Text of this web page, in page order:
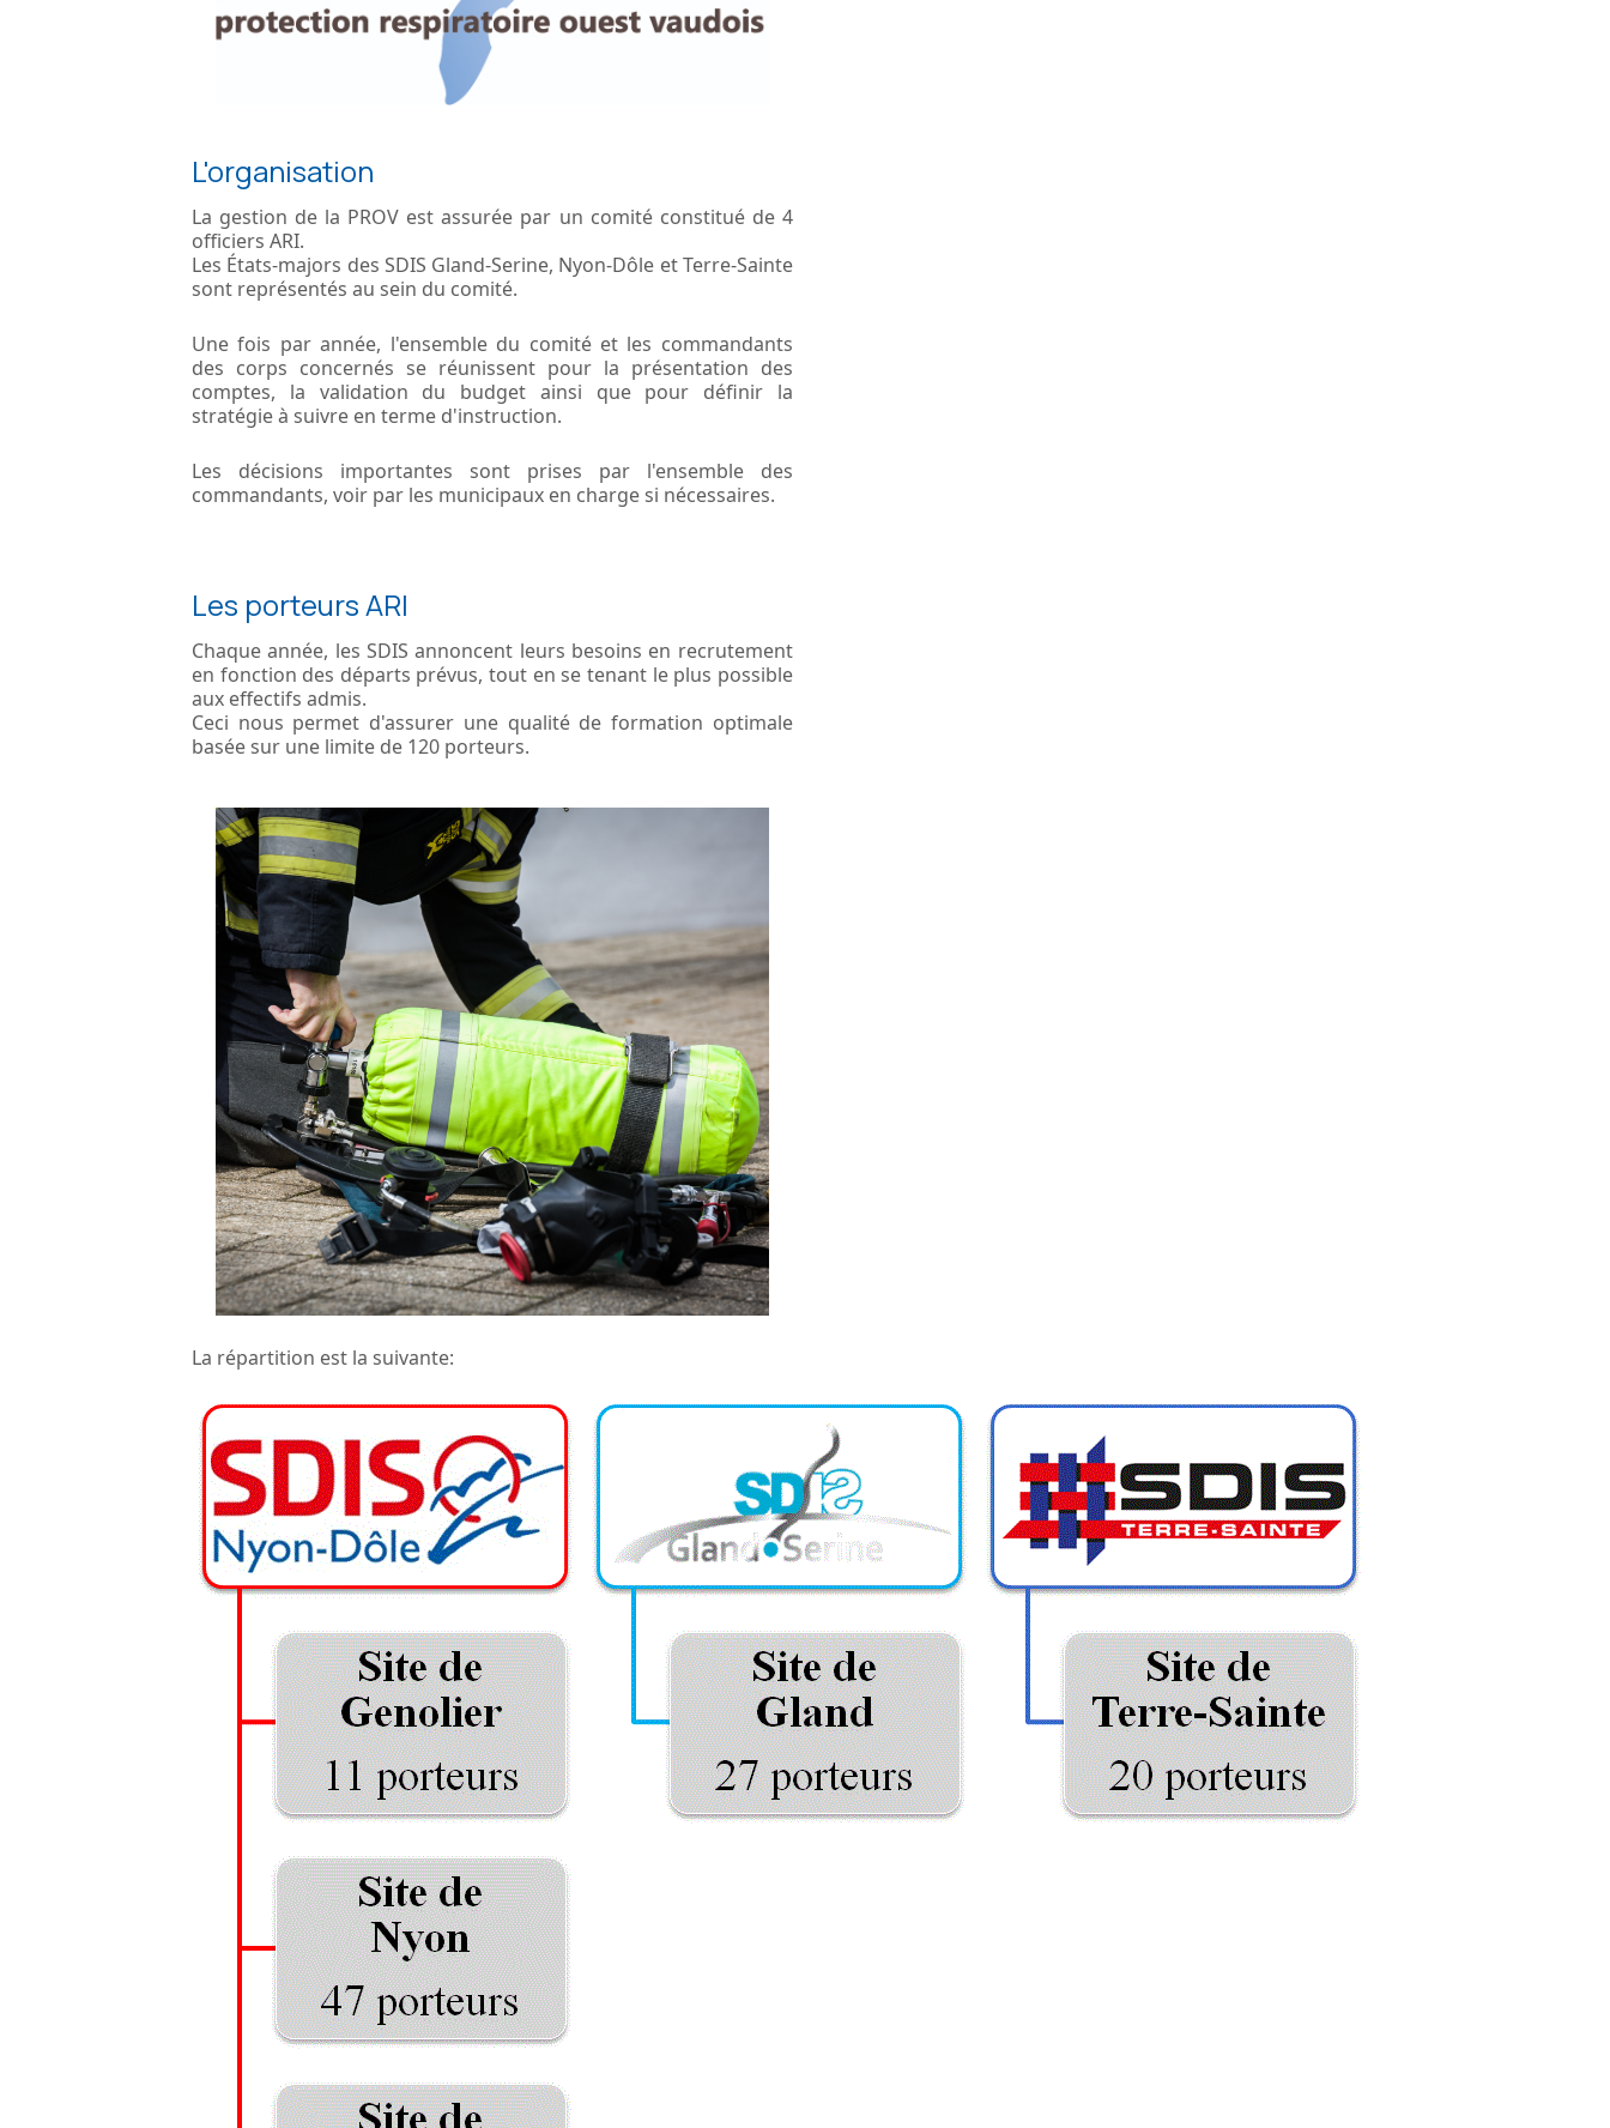
L'organisation
La gestion de la PROV est assurée par un comité constitué de 4
officiers ARI.
Les États-majors des SDIS Gland-Serine, Nyon-Dôle et Terre-Sainte
sont représentés au sein du comité.
Une fois par année, l'ensemble du comité et les commandants
des corps concernés se réunissent pour la présentation des
comptes, la validation du budget ainsi que pour définir la
stratégie à suivre en terme d'instruction.
Les décisions importantes sont prises par l'ensemble des
commandants, voir par les municipaux en charge si nécessaires.
Les porteurs ARI
Chaque année, les SDIS annoncent leurs besoins en recrutement
en fonction des départs prévus, tout en se tenant le plus possible
aux effectifs admis.
Ceci nous permet d'assurer une qualité de formation optimale
basée sur une limite de 120 porteurs.
La répartition est la suivante: